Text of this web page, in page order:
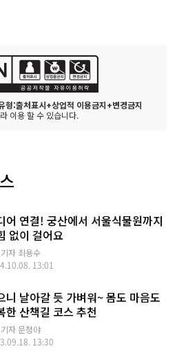
형:출처표시+상업적 이용금지+변경금지
이용 할 수 있습니다.
어 연결! 궁산에서 서울식물원까지
없이 걸어요
자 최용수
13:01
니 날아갈 듯 가벼워~ 몸도 마음도
한 산책길 코스 추천
자 문청야
13:30